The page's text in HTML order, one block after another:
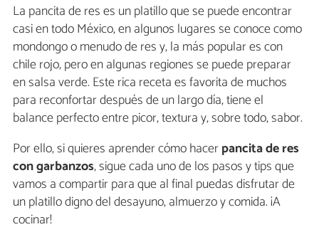
La pancita de res es un platillo que se puede encontrar
casi en todo México, en algunos lugares se conoce como
mondongo o menudo de res y, la más popular es con
chile rojo, pero en algunas regiones se puede preparar
en salsa verde. Este rica receta es favorita de muchos
para reconfortar después de un largo día, tiene el
balance perfecto entre picor, textura y, sobre todo, sabor.
Por ello, si quieres aprender cómo hacerpancita de res
con garbanzos, sigue cada uno de los pasos y tips que
vamos a compartir para que al final puedas disfrutar de
un platillo digno del desayuno, almuerzo y comida. ¡A
cocinar!